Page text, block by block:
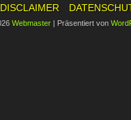
DISCLAIMER
Webmaster | Präsentiert von